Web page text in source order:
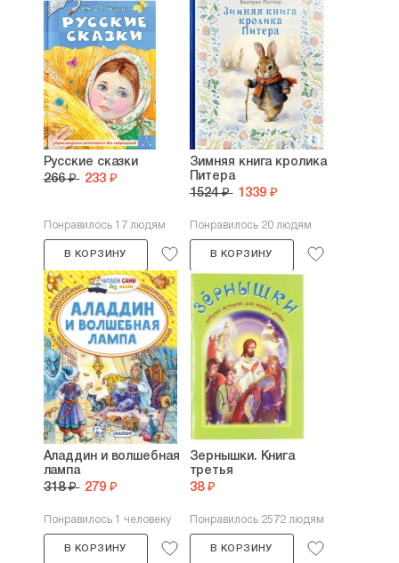
Русские сказки
266 ₽ 233 ₽
Понравилось 17 людям
В КОРЗИНУ
Зимняя книга кролика
Питера
1524 ₽ 1339 ₽
Понравилось 20 людям
В КОРЗИНУ
Аладдин и волшебная
лампа
318 ₽ 279 ₽
Понравилось 1 человеку
В КОРЗИНУ
Зернышки. Книга
третья
38 ₽
Понравилось 2572 людям
В КОРЗИНУ